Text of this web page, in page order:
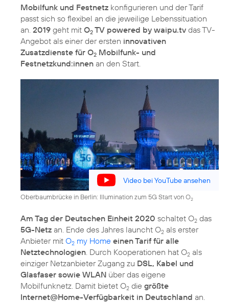
Mobilfunk und Festnetz konfigurieren und der Tarif
passt sich so flexibel an die jeweilige Lebenssituation
an. 2019 geht mit O2 TV powered by waipu.tv das TV-
Angebot als einer der ersten innovativen
Zusatzdienste für O2 Mobilfunk- und
Festnetzkund:innen an den Start.
Video bei YouTube ansehen
Oberbaumbrücke in Berlin: Illumination zum 5G Start von O2
Am Tag der Deutschen Einheit 2020 schaltet O2 das
5G-Netz an. Ende des Jahres launcht O2 als erster
Anbieter mit O2 my Home einen Tarif für alle
Netztechnologien. Durch Kooperationen hat O2 als
einziger Netzanbieter Zugang zu DSL, Kabel und
Glasfaser sowie WLAN über das eigene
Mobilfunknetz. Damit bietet O2 die größte
Internet@Home-Verfügbarkeit in Deutschland an.